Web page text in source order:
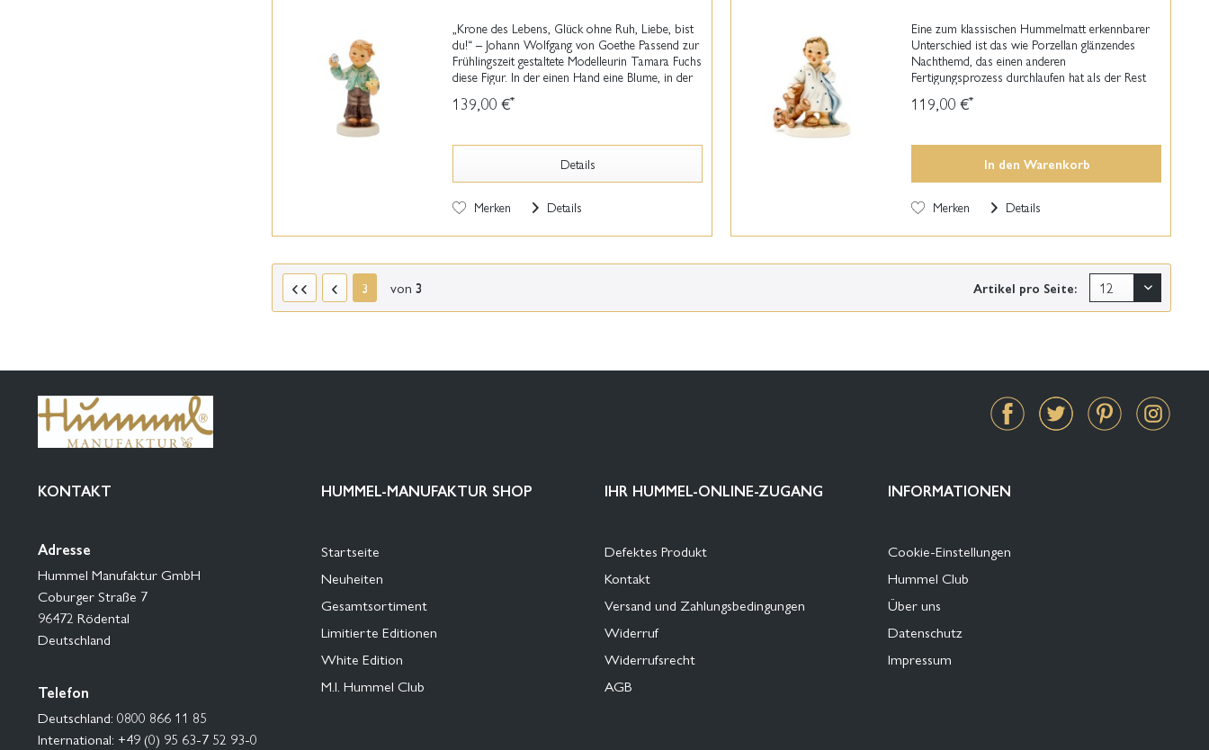
„Krone des Lebens, Glück ohne Ruh, Liebe, bist
du!“ – Johann Wolfgang von Goethe Passend zur
Frühlingszeit gestaltete Modelleurin Tamara Fuchs
diese Figur. In der einen Hand eine Blume, in der
139,00 €*
Details
Merken Details
Eine zum klassischen Hummelmatt erkennbarer
Unterschied ist das wie Porzellan glänzendes
Nachthemd, das einen anderen
Fertigungsprozess durchlaufen hat als der Rest
119,00 €*
In den Warenkorb
Merken Details
3 von 3 Artikel pro Seite:
KONTAKT
Adresse
Hummel Manufaktur GmbH
Coburger Straße 7
96472 Rödental
Deutschland
Telefon
Deutschland: 0800 866 11 85
International: +49 (0) 95 63-7 52 93-0
HUMMEL-MANUFAKTUR SHOP
Startseite
Neuheiten
Gesamtsortiment
Limitierte Editionen
White Edition
M.I. Hummel Club
IHR HUMMEL-ONLINE-ZUGANG
Defektes Produkt
Kontakt
Versand und Zahlungsbedingungen
Widerruf
Widerrufsrecht
AGB
INFORMATIONEN
Cookie-Einstellungen
Hummel Club
Über uns
Datenschutz
Impressum